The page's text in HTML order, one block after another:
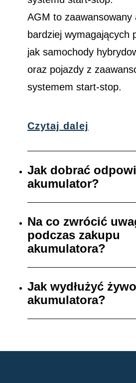
AGM to zaawansowany
bardziej wymagających
jak samochody
oraz pojazdy z
systemem start-stop.
Czytaj dalej
Jak dobrać
akumulator?
Na co zwrócić
podczas zakupu
akumulatora?
Jak wydłużyć
akumulatora?